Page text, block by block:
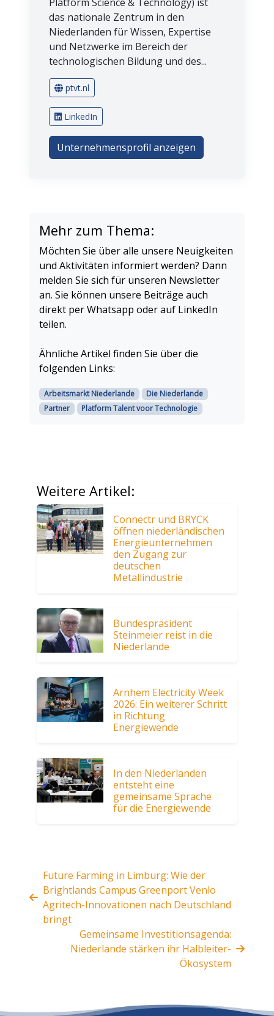
das nationale Zentrum in den
Niederlanden für Wissen, Expertise
und Netzwerke im Bereich der
technologischen Bildung und des...
ptvt.nl
LinkedIn
Unternehmensprofil anzeigen
Mehr zum Thema:
Möchten Sie über alle unsere Neuigkeiten
und Aktivitäten informiert werden? Dann
melden Sie sich für unseren Newsletter
an. Sie können unsere Beiträge auch
direkt per Whatsapp oder auf LinkedIn
teilen.
Ähnliche Artikel finden Sie über die
folgenden Links:
Arbeitsmarkt Niederlande
Die Niederlande
Partner
Platform Talent voor Technologie
Weitere Artikel:
Connectr und BRYCK
öffnen niederländischen
Energieunternehmen
den Zugang zur
deutschen
Metallindustrie
Bundespräsident
Steinmeier reist in die
Niederlande
Arnhem Electricity Week
2026: Ein weiterer Schritt
in Richtung
Energiewende
In den Niederlanden
entsteht eine
gemeinsame Sprache
für die Energiewende
Future Farming in Limburg: Wie der
Brightlands Campus Greenport Venlo
Agritech-Innovationen nach Deutschland
bringt
Gemeinsame Investitionsagenda:
Niederlande stärken ihr Halbleiter-
Ökosystem